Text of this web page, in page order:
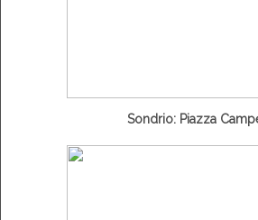
Sondrio: Piazza